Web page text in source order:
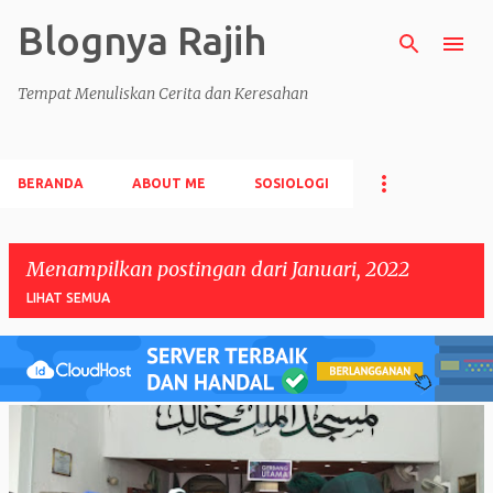
Langsung ke konten utama
Blognya Rajih
Tempat Menuliskan Cerita dan Keresahan
BERANDA ABOUT ME SOSIOLOGI
Menampilkan postingan dari Januari, 2022
LIHAT SEMUA
o